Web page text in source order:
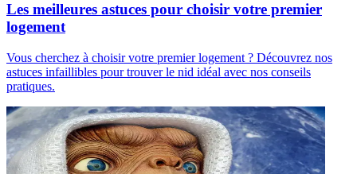
Les meilleures astuces pour choisir votre premier
logement
Vous cherchez à choisir votre premier logement ? Découvrez nos
astuces infaillibles pour trouver le nid idéal avec nos conseils
pratiques.